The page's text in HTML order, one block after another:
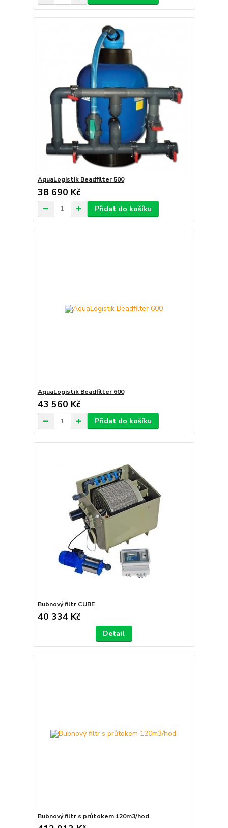
AquaLogistik Beadfilter 500
38 690 Kč
Přidat do košíku
AquaLogistik Beadfilter 600
43 560 Kč
Přidat do košíku
Bubnový filtr CUBE
40 334 Kč
Detail
Bubnový filtr s průtokem 120m3/hod.